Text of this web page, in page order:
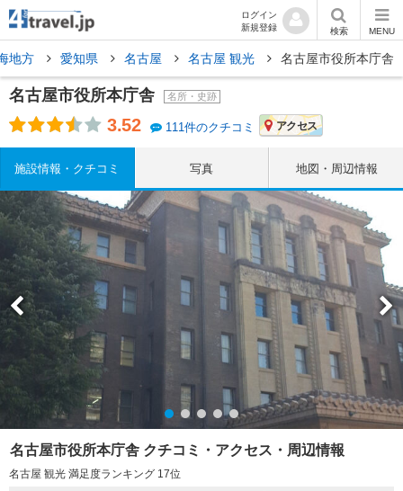
ログイン
新規登録
検索 MENU
地方 愛知県 名古屋 名古屋 観光 名古屋市役所本庁舎
名古屋市役所本庁舎 名所・史跡
3.52 111件のクチコミ アクセス
施設情報・クチコミ 写真 地図・周辺情報
名古屋市役所本庁舎 クチコミ・アクセス・周辺情報
名古屋 観光 満足度ランキング 17位